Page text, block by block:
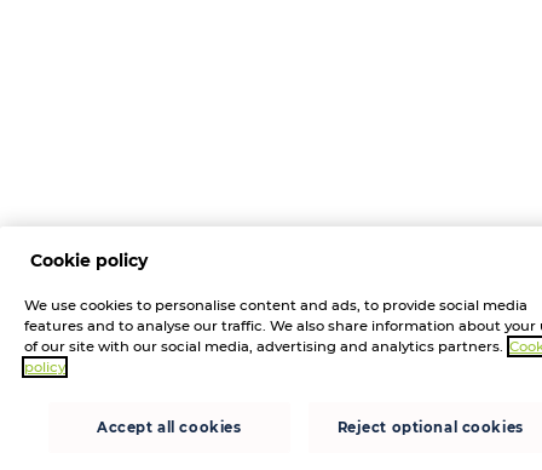
Cookie policy
We use cookies to personalise content and ads, to provide social media
features and to analyse our traffic. We also share information about your
of our site with our social media, advertising and analytics partners.
policy
Accept all cookies Reject optional cookies